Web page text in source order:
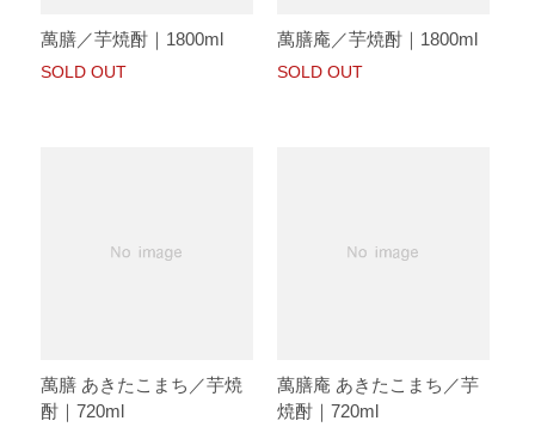
萬膳／芋焼酎｜1800ml
SOLD OUT
萬膳庵／芋焼酎｜1800ml
SOLD OUT
萬膳 あきたこまち／芋焼
酎｜720ml
萬膳庵 あきたこまち／芋
焼酎｜720ml